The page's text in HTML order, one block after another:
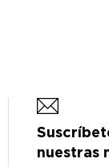
nuestras